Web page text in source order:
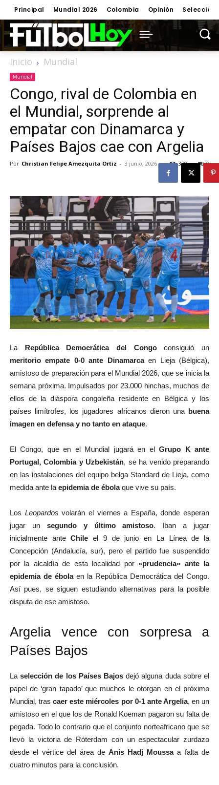
Principal Mundial 2026 Colombia Opinión Selección
Inicio Mundial
Mundial
Congo, rival de Colombia en
el Mundial, sorprende al
empatar con Dinamarca y
Países Bajos cae con Argelia
Por Christian Felipe Amezquita Ortiz - 3 junio, 2026 0
370
La República Democrática del Congoconsiguió un
meritorio empate 0-0 ante Dinamarcaen Lieja (Bélgica),
amistoso de preparación para el Mundial 2026, que se inicia la
semana próxima. Impulsados por 23.000 hinchas, muchos de
ellos de la diáspora congoleña residente en Bélgica y los
países limítrofes, los jugadores africanos dieron una buena
imagen en defensa y no tanto en ataque.
El Congo, que en el Mundial jugará en elGrupo K ante
Portugal, Colombia y Uzbekistán, se ha venido preparando
en las instalaciones del equipo belga Standard de Lieja, como
medida ante la epidemia de ébolaque vive su país.
Los Leopardos volarán el viernes a España, donde esperan
jugar un segundo y último amistoso. Iban a jugar
inicialmente anteChile el 9 de junio en La Línea de la
Concepción (Andalucía, sur), pero el partido fue suspendido
por la alcaldía de esta localidad por«prudencia» ante la
epidemia de ébolaen la República Democrática del Congo.
Así pues, se siguen estudiando alternativas para la posible
disputa de ese amistoso.
Argelia vence con sorpresa a
Países Bajos
Laselección de los Países Bajos dejó alguna duda sobre el
papel de ‘gran tapado’ que muchos le otorgan en el próximo
Mundial, trascaer este miércoles por 0-1 ante Argelia, en un
amistoso en el que los de Ronald Koeman pagaron su falta de
pegada. Todo lo contrario que el conjunto norteafricano que se
llevó la victoria de Róterdam con un espectacular zurdazo
desde el vértice del área de Anis Hadj Moussaa falta de
cuatro minutos para la conclusión.